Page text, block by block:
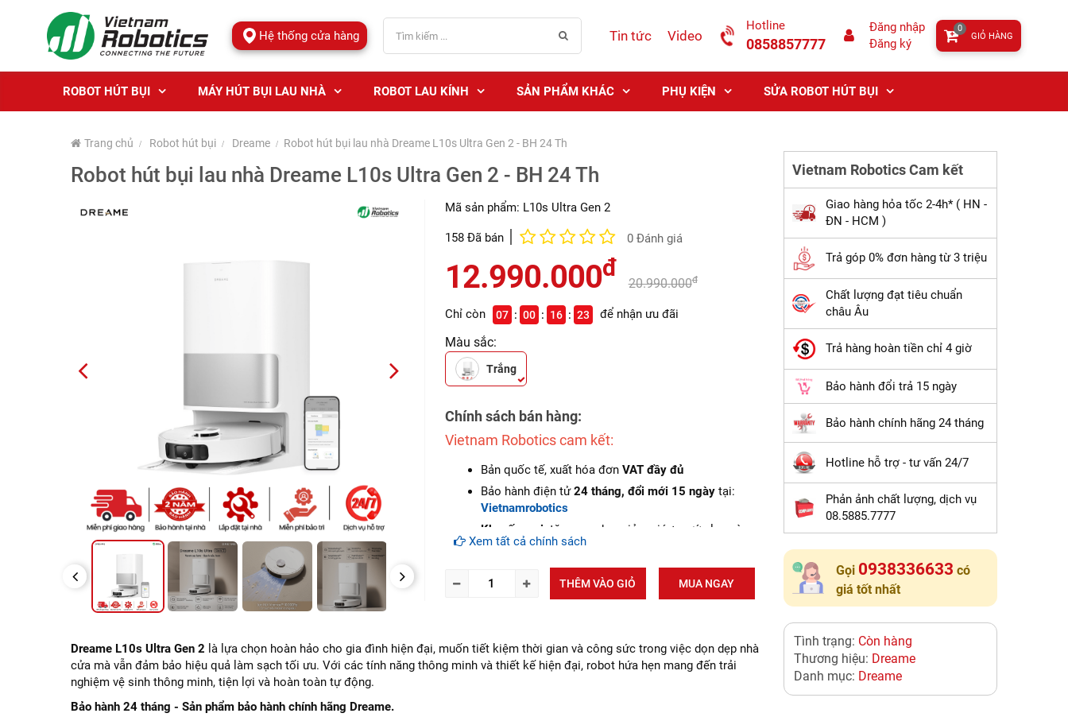
Hệ thống cửa hàng Tin tức Video
Hotline
0858857777
Đăng nhập
Đăng ký
GIỎ HÀNG
0
ROBOT HÚT BỤI MÁY HÚT BỤI LAU NHÀ ROBOT LAU KÍNH SẢN PHẨM KHÁC PHỤ KIỆN SỬA ROBOT HÚT BỤI
Trang chủ Robot hút bụi Dreame Robot hút bụi lau nhà Dreame L10s Ultra Gen 2 - BH 24 Th
Robot hút bụi lau nhà Dreame L10s Ultra Gen 2 - BH 24 Th
PREVIOUS NEXT
PREVIOUS NEXT
Mã sản phẩm: L10s Ultra Gen 2
158 Đã bán 0 Đánh giá
12.990.000đ
20.990.000đ
Chỉ còn 07 00 16 22 để nhận ưu đãi
Màu sắc:
Trắng
Chính sách bán hàng:
Vietnam Robotics cam kết:
Bản quốc tế, xuất hóa đơn VAT đầy đủ
Bảo hành điện tử24 tháng, đổi mới 15 ngàytại:
Vietnamrobotics
Khuyến mại : tặng voucher giảm giá + nước lau sàn
chính hãng
Cam kết hàngmới 100%
Lắp đặt, HDSD tại nhàkhu vực: Hà Nội, Đà Nẵng và
đảm bảo dịch vụ bảo hành tại nhà, bảo trì định kỳ
miễn phí, cung cấp đầy đủ linh kiện - phụ tùng thay
Xem tất cả chính sách
THÊM VÀO GIỎ MUA NGAY
Dreame L10s Ultra Gen 2 là lựa chọn hoàn hảo cho gia đình hiện đại, muốn tiết kiệm thời gian và công sức trong việc dọn dẹp nhà
cửa mà vẫn đảm bảo hiệu quả làm sạch tối ưu. Với các tính năng thông minh và thiết kế hiện đại, robot hứa hẹn mang đến trải
nghiệm vệ sinh thông minh, tiện lợi và hoàn toàn tự động.
Bảo hành 24 tháng - Sản phẩm bảo hành chính hãng Dreame.
Vietnam Robotics Cam kết
Giao hàng hỏa tốc 2-4h* ( HN -
ĐN - HCM )
Trả góp 0% đơn hàng từ 3 triệu
Chất lượng đạt tiêu chuẩn
châu Âu
Trả hàng hoàn tiền chỉ 4 giờ
Bảo hành đổi trả 15 ngày
Bảo hành chính hãng 24 tháng
Hotline hỗ trợ - tư vấn 24/7
Phản ảnh chất lượng, dịch vụ
08.5885.7777
Gọi 0938336633 có
giá tốt nhất
Tình trạng: Còn hàng
Thương hiệu: Dreame
Danh mục: Dreame